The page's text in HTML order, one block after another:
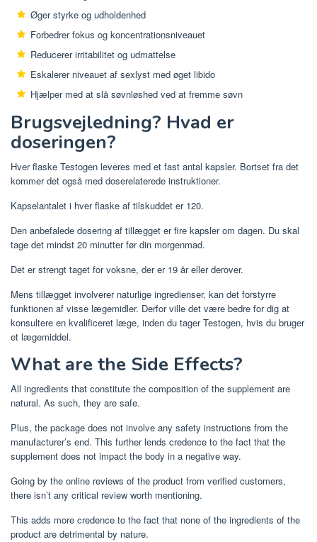
Øger styrke og udholdenhed
Forbedrer fokus og koncentrationsniveauet
Reducerer irritabilitet og udmattelse
Eskalerer niveauet af sexlyst med øget libido
Hjælper med at slå søvnløshed ved at fremme søvn
Brugsvejledning? Hvad er
doseringen?
Hver flaske Testogen leveres med et fast antal kapsler. Bortset fra det
kommer det også med doserelaterede instruktioner.
Kapselantalet i hver flaske af tilskuddet er 120.
Den anbefalede dosering af tillægget er fire kapsler om dagen. Du skal
tage det mindst 20 minutter før din morgenmad.
Det er strengt taget for voksne, der er 19 år eller derover.
Mens tillægget involverer naturlige ingredienser, kan det forstyrre
funktionen af ​​visse lægemidler. Derfor ville det være bedre for dig at
konsultere en kvalificeret læge, inden du tager Testogen, hvis du bruger
et lægemiddel.
What are the Side Effects?
All ingredients that constitute the composition of the supplement are
natural. As such, they are safe.
Plus, the package does not involve any safety instructions from the
manufacturer’s end. This further lends credence to the fact that the
supplement does not impact the body in a negative way.
Going by the online reviews of the product from verified customers,
there isn’t any critical review worth mentioning.
This adds more credence to the fact that none of the ingredients of the
product are detrimental by nature.